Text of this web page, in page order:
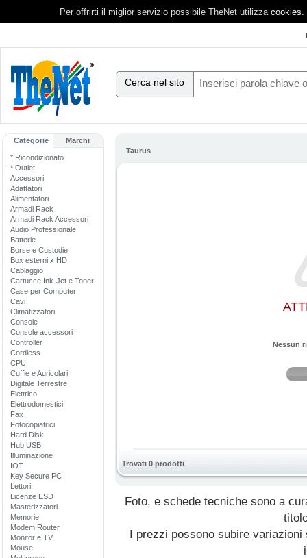
Per offrirti il miglior servizio possibile TheNet utilizza cookies.
Cerca nel sito
Categorie Marchi
* Ricondizionato
* Outlet
Accessori
Adattatori
Alimentatori
Armadi Rack
Armadi Rack Accessori
Audio Professionale
Batterie
Borse e Custodie
Box esterni x HD
Cablaggio
Cartucce Ink-Jet e Toner
Case per Computer
Cavi
Climatizzatori
Console
Console accessori
Controller
Cordless
CPU
Cuffie e Auricolari
Digitale Terrestre
Elettrico
Elettrodomestici
Fax
Fotocopiatrici
Hard Disk
Hub USB
Illuminazione
IOT
Key Secure PC
Lettori
Licenze ESD
Masterizzatori
Memorie
Modem Router
Monitor e TV
Mouse
Taurus
Nessun
Trovati 0 prodotti
Foto, e schede tecniche sono a
I prezzi possono subire